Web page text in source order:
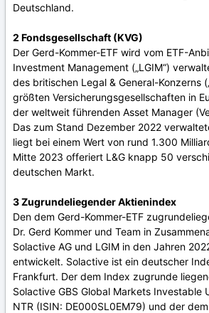
Deutschland.
2 Fondsgesellschaft (KVG)
Der Gerd-Kommer-ETF wird vom ETF-
Investment Management („LGIM“)
des britischen Legal & General-Konzerns
größten Versicherungsgesellschaften in
der weltweit führenden Asset Manager
Das zum Stand Dezember 2022
liegt bei einem Wert von rund 1.300
Mitte 2023 offeriert L&G knapp 50
deutschen Markt.
3 Zugrundeliegender Aktienindex
Den dem Gerd-Kommer-ETF
Dr. Gerd Kommer und Team in
Solactive AG und LGIM in den Jahren
entwickelt. Solactive ist ein deutscher
Frankfurt. Der dem Index zugrunde
Solactive GBS Global Markets Investable
NTR (ISIN: DE000SL0EM79) und der